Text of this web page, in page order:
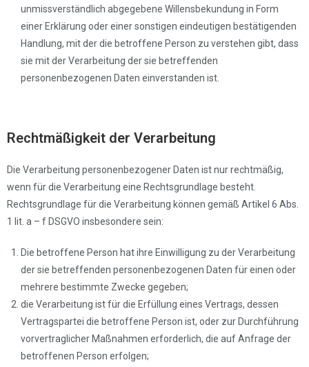
unmissverständlich abgegebene Willensbekundung in Form
einer Erklärung oder einer sonstigen eindeutigen bestätigenden
Handlung, mit der die betroffene Person zu verstehen gibt, dass
sie mit der Verarbeitung der sie betreffenden
personenbezogenen Daten einverstanden ist.
Rechtmäßigkeit der Verarbeitung
Die Verarbeitung personenbezogener Daten ist nur rechtmäßig,
wenn für die Verarbeitung eine Rechtsgrundlage besteht.
Rechtsgrundlage für die Verarbeitung können gemäß Artikel 6 Abs.
1 lit. a – f DSGVO insbesondere sein:
Die betroffene Person hat ihre Einwilligung zu der Verarbeitung
der sie betreffenden personenbezogenen Daten für einen oder
mehrere bestimmte Zwecke gegeben;
die Verarbeitung ist für die Erfüllung eines Vertrags, dessen
Vertragspartei die betroffene Person ist, oder zur Durchführung
vorvertraglicher Maßnahmen erforderlich, die auf Anfrage der
betroffenen Person erfolgen;